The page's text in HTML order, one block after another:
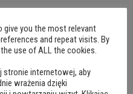
diagnozą przepisz tym
R. Klenner, fascynat
you the most relevant
and repeat visits. By
use of ALL the cookies.
stronie internetowej, aby
wrażenia dzięki